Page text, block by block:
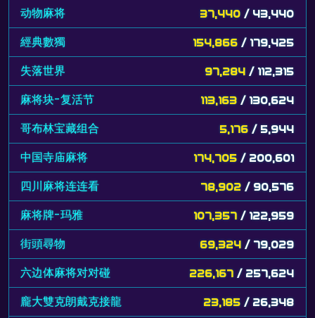
动物麻将 37,440 / 43,440
經典數獨 154,866 / 179,425
失落世界 97,284 / 112,315
麻将块-复活节 113,163 / 130,624
哥布林宝藏组合 5,176 / 5,944
中国寺庙麻将 174,705 / 200,601
四川麻将连连看 78,902 / 90,576
麻将牌-玛雅 107,357 / 122,959
街頭尋物 69,324 / 79,029
六边体麻将对对碰 226,167 / 257,624
龐大雙克朗戴克接龍 23,185 / 26,348